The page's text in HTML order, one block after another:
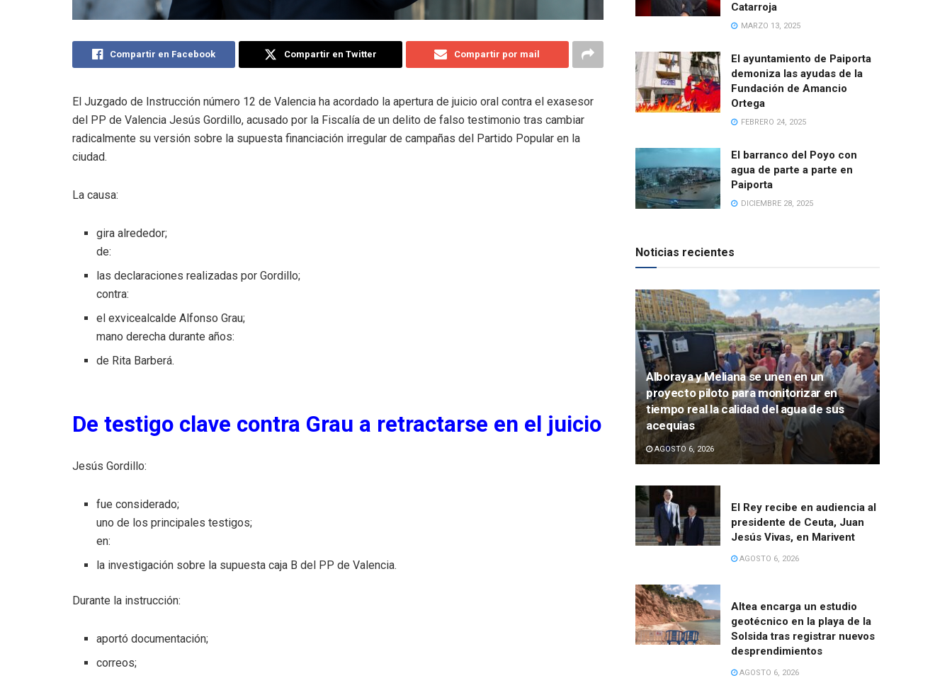
Compartir en Facebook Compartir en Twitter Compartir por mail
El Juzgado de Instrucción número 12 de Valencia ha acordado la apertura de juicio oral contra el exasesor
del PP de Valencia Jesús Gordillo, acusado por la Fiscalía de un delito de falso testimonio tras cambiar
radicalmente su versión sobre la supuesta financiación irregular de campañas del Partido Popular en la
ciudad.
La causa:
gira alrededor;
de:
las declaraciones realizadas por Gordillo;
contra:
el exvicealcalde Alfonso Grau;
mano derecha durante años:
de Rita Barberá.
De testigo clave contra Grau a retractarse en el juicio
Jesús Gordillo:
fue considerado;
uno de los principales testigos;
en:
la investigación sobre la supuesta caja B del PP de Valencia.
Durante la instrucción:
aportó documentación;
correos;
Catarroja
MARZO 13, 2025
El ayuntamiento de Paiporta
demoniza las ayudas de la
Fundación de Amancio
Ortega
FEBRERO 24, 2025
El barranco del Poyo con
agua de parte a parte en
Paiporta
DICIEMBRE 28, 2025
Noticias recientes
Alboraya y Meliana se unen en un
proyecto piloto para monitorizar en
tiempo real la calidad del agua de sus
acequias
AGOSTO 6, 2026
El Rey recibe en audiencia al
presidente de Ceuta, Juan
Jesús Vivas, en Marivent
AGOSTO 6, 2026
Altea encarga un estudio
geotécnico en la playa de la
Solsida tras registrar nuevos
desprendimientos
AGOSTO 6, 2026